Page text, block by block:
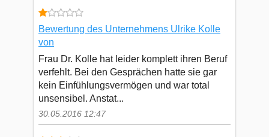
Bewertung des Unternehmens Ulrike Kolle
von
Frau Dr. Kolle hat leider komplett ihren Beruf
verfehlt. Bei den Gesprächen hatte sie gar
kein Einfühlungsvermögen und war total
unsensibel. Anstat...
30.05.2016 12:47